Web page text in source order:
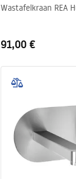
Wastafelkraan REA
91,00 €